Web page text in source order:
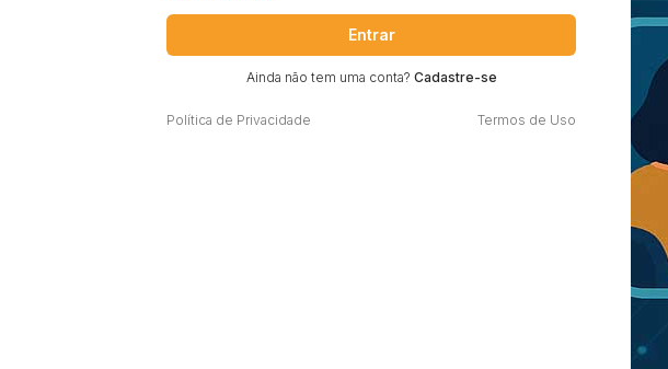
Entrar
Ainda não tem uma conta? Cadastre-se
Política de Privacidade Termos de Uso